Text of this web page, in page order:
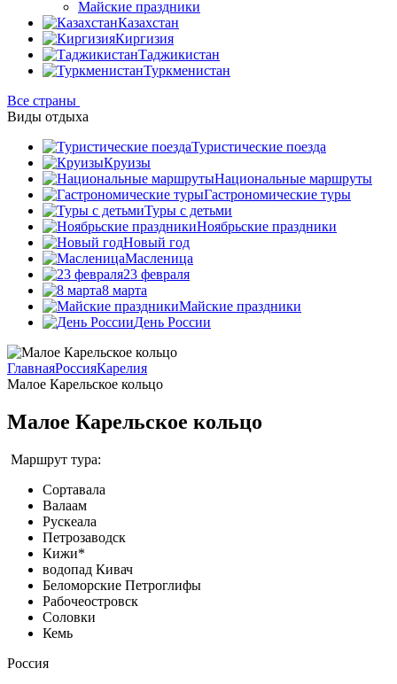
Майские праздники
Казахстан
Киргизия
Таджикистан
Туркменистан
Все страны
Виды отдыха
Туристические поезда
Круизы
Национальные маршруты
Гастрономические туры
Туры с детьми
Ноябрьские праздники
Новый год
Масленица
23 февраля
8 марта
Майские праздники
День России
ГлавнаяРоссияКарелия
Малое Карельское кольцо
Малое Карельское кольцо
Маршрут тура:
Сортавала
Валаам
Рускеала
Петрозаводск
Кижи*
водопад Кивач
Беломорские Петроглифы
Рабочеостровск
Соловки
Кемь
Россия